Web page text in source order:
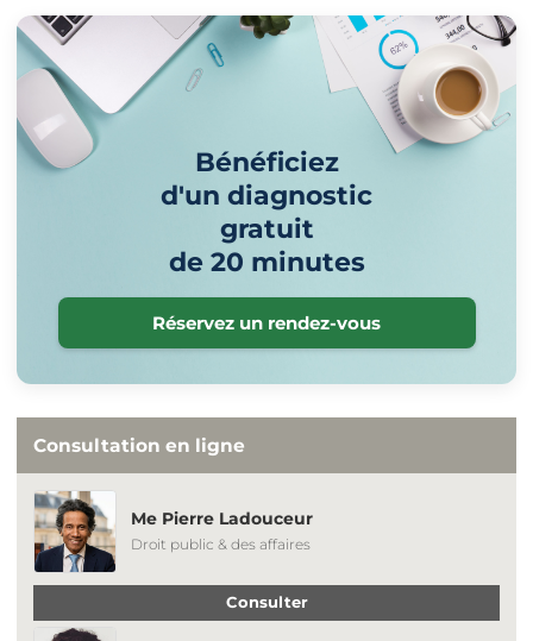
Bénéficiez
d'un diagnostic
gratuit
de 20 minutes
Réservez un rendez-vous
Consultation en ligne
Me Pierre Ladouceur
Droit public & des affaires
Consulter